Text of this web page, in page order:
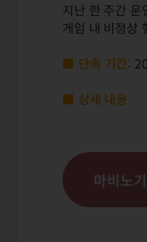
지난 한 주간 운
게임 내 비정상
■ 단속 기간:
■ 상세 내용
마비노